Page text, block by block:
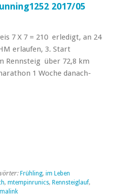
2017/05
7 X 7 = 210 erledigt, an 24
erlaufen, 3. Start
Rennsteig über 72,8 km
1 Woche danach-
Frühling, im Leben
, mtempinrunics, Rennsteiglauf,